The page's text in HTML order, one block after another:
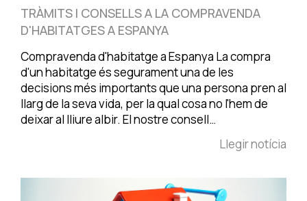
TRÀMITS I CONSELLS A LA COMPRAVENDA
D'HABITATGES A ESPANYA
Compravenda d'habitatge a Espanya La compra
d'un habitatge és segurament una de les
decisions més importants que una persona pren al
llarg de la seva vida, per la qual cosa no l'hem de
deixar al lliure albir. El nostre consell…
Llegir notícia